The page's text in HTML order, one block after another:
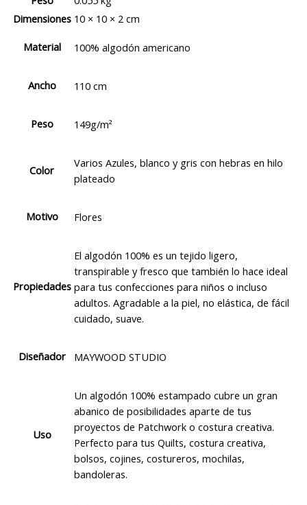
Dimensiones 10 × 10 × 2 cm
Material 100% algodón americano
Ancho 110 cm
Peso 149g/m²
Color
Varios Azules, blanco y gris con hebras en hilo
plateado
Motivo Flores
Propiedades
El algodón 100% es un tejido ligero,
transpirable y fresco que también lo hace ideal
para tus confecciones para niños o incluso
adultos. Agradable a la piel, no elástica, de fácil
cuidado, suave.
Diseñador MAYWOOD STUDIO
Uso
Un algodón 100% estampado cubre un gran
abanico de posibilidades aparte de tus
proyectos de Patchwork o costura creativa.
Perfecto para tus Quilts, costura creativa,
bolsos, cojines, costureros, mochilas,
bandoleras.